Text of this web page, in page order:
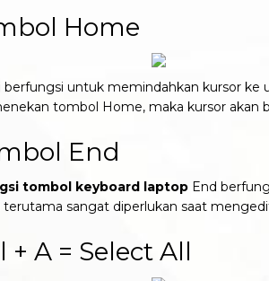
Home
berfungsi untuk memindahkan kursor ke
tombol Home, maka kursor akan
End
tombol keyboard laptop End
sangat diperlukan saat
+ A = Select All